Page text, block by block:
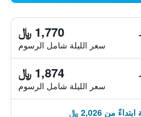
1,770 ﷼
سعر الليلة شامل الرسوم
1,874 ﷼
سعر الليلة شامل الرسوم